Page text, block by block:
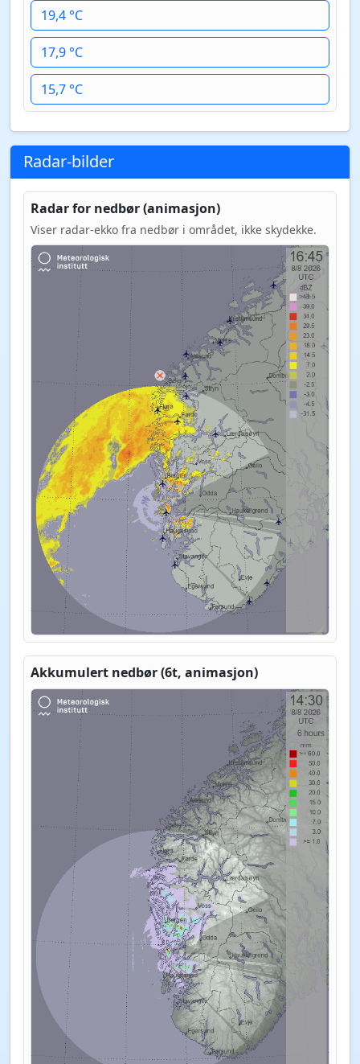
19,4 °C
17,9 °C
15,7 °C
Radar-bilder
Radar for nedbør (animasjon)
Viser radar-ekko fra nedbør i området, ikke skydekke.
Akkumulert nedbør (6t, animasjon)